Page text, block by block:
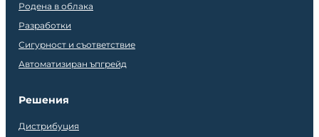
Родена в облака
Разработки
Сигурност и съответствие
Автоматизиран ъпгрейд
Решения
Дистрибуция